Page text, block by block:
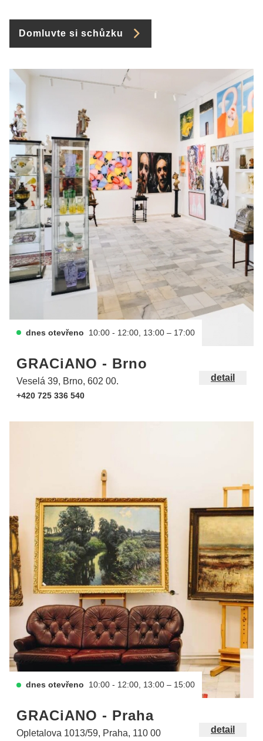
Domluvte si schůzku
dnes otevřeno 10:00 - 12:00, 13:00 – 17:00
GRACiANO - Brno
Veselá 39, Brno, 602 00.
+420 725 336 540
detail
dnes otevřeno 10:00 - 12:00, 13:00 – 15:00
GRACiANO - Praha
Opletalova 1013/59, Praha, 110 00 detail